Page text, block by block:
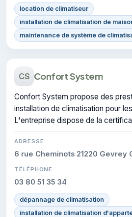
location de climatiseur
installation de climatisation de
maintenance de système de
CS Confort System
Confort System propose des
installation de climatisation pour
L'entreprise dispose de la
ADRESSE
6 rue Cheminots 21220 Gevrey
TÉLÉPHONE
03 80 51 35 34
dépannage de climatisation
installation de climatisation